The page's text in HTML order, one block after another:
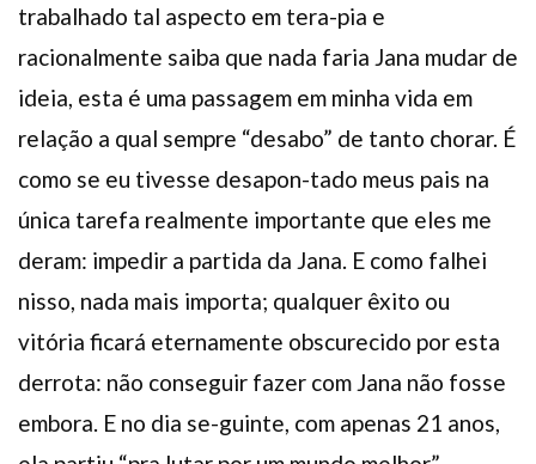
trabalhado tal aspecto em tera-pia e
racionalmente saiba que nada faria Jana mudar de
ideia, esta é uma passagem em minha vida em
relação a qual sempre “desabo” de tanto chorar. É
como se eu tivesse desapon-tado meus pais na
única tarefa realmente importante que eles me
deram: impedir a partida da Jana. E como falhei
nisso, nada mais importa; qualquer êxito ou
vitória ficará eternamente obscurecido por esta
derrota: não conseguir fazer com Jana não fosse
embora. E no dia se-guinte, com apenas 21 anos,